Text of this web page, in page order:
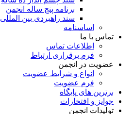
برنامه پنج ساله انجمن
سند راهبردی بین المللی
اساسنامه
تماس با ما
اطلاعات تماس
فرم برقراری ارتباط
عضویت در انجمن
انواع و شرایط عضویت
فرم عضویت
برترین های پایگاه
جوایز و افتخارات
تولیدات انجمن